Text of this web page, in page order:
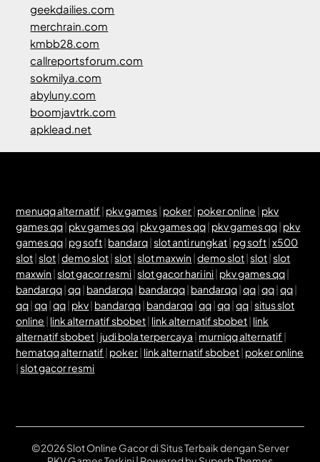
geekdailies.com
merchrain.com
kmbb28.com
callreportsforum.com
sokmilya.com
abyluny.com
boomjavtrk.com
apklead.net
menuqq alternatif | pkv games| poker| poker online | pkv
games qq| pkv games qq| pkv games qq| pkv games qq| pkv
games qq| pg soft| bandarq|slot anti rungkat| pg soft|x500
slot|slot|demo slot|slot|slot maxwin|demo slot|slot|slot
maxwin|slot gacor resmi|slot gacor hari ini| pkv games qq|
bandarqq|qq| bandarqq| bandarqq| bandarqq|qq|qq|qq|
qq|qq|qq| pkv| bandarqq| bandarqq|qq|qq|qq|situs slot
online | link alternatif sbobet| link alternatif sbobet| link
alternatif sbobet| judi bola terpercaya | murniqq alternatif |
hematqq alternatif | poker| link alternatif sbobet| poker online
|slot gacor resmi
©2026 Slot Online Gacor di Situs Terbaik dengan Server